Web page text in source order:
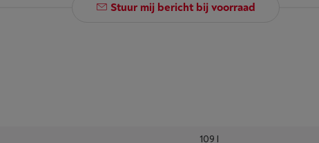
Stuur mij bericht bij voorraad
109 l